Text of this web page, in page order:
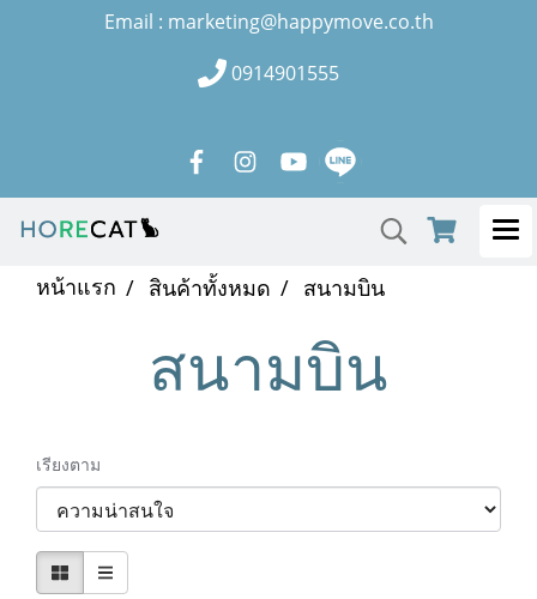
Email : marketing@happymove.co.th
0914901555
หน้าแรก สินค้าทั้งหมด สนามบิน
สนามบิน
เรียงตาม